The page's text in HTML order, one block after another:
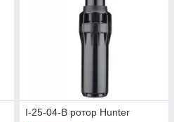
I-25-04-B ротор Hunter